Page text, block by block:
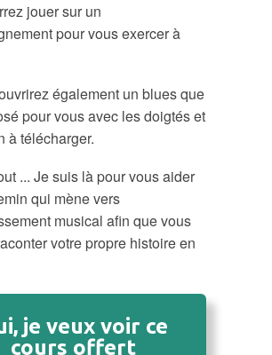
jouer sur un
pour vous exercer à
également un blues que
pour vous avec les doigtés et
à télécharger.
... Je suis là pour vous aider
qui mène vers
musical afin que vous
votre propre histoire en
je veux voir ce
cours offert